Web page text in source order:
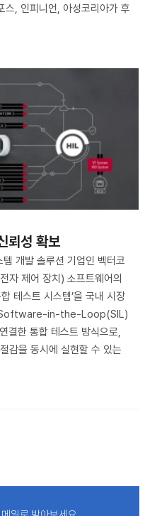
, 인피니언, 아성코리아가 후
뢰성 확보
개발 솔루션 기업인 벡터코
제어 장치) 소프트웨어의
테스트 시스템’을 국내 시장
Software-in-the-Loop(SIL)
한 통합 테스트 방식으로,
감을 동시에 실현할 수 있는